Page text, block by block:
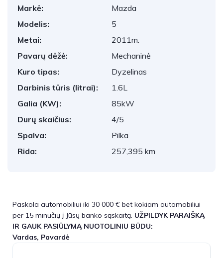
Markė:
Mazda
Modelis:
5
Metai:
2011m.
Pavarų dėžė:
Mechaninė
Kuro tipas:
Dyzelinas
Darbinis tūris (litrai):
1.6L
Galia (KW):
85kW
Durų skaičius:
4/5
Spalva:
Pilka
Rida:
257,395 km
Paskola automobiliui iki 30 000 € bet kokiam automobiliui
per 15 minučių į Jūsų banko sąskaitą. UŽPILDYK PARAIŠKĄ
IR GAUK PASIŪLYMĄ NUOTOLINIU BŪDU:
Vardas, Pavardė